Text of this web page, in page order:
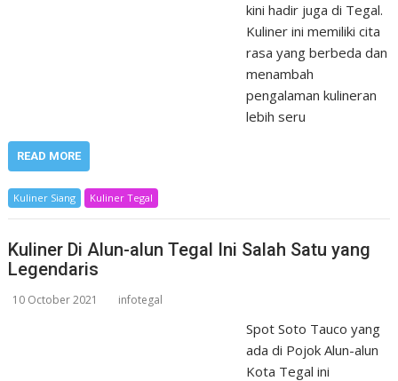
kini hadir juga di Tegal.
Kuliner ini memiliki cita
rasa yang berbeda dan
menambah
pengalaman kulineran
lebih seru
READ MORE
Kuliner Siang Kuliner Tegal
Kuliner Di Alun-alun Tegal Ini Salah Satu yang
Legendaris
10 October 2021 infotegal
Spot Soto Tauco yang
ada di Pojok Alun-alun
Kota Tegal ini